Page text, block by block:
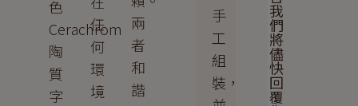
色
Cerachrom
陶
質
字
任
何
環
境
兩
者
和
諧
手
工
組
裝，
我
們
將
儘
快
回
覆